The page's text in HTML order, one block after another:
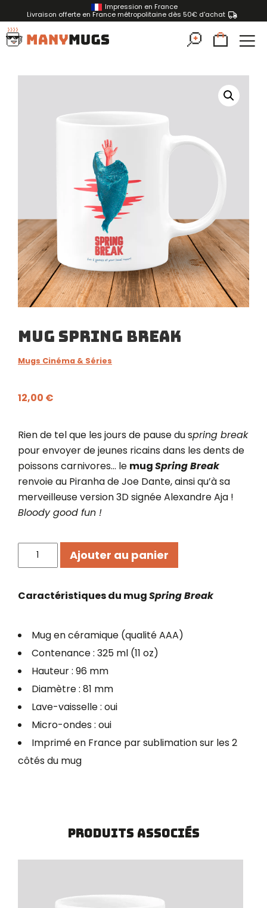
Impression en France
Livraison offerte en France métropolitaine dès 50€ d'achat
Mug Spring Break
Mugs Cinéma & Séries
12,00 €
Rien de tel que les jours de pause du spring break
pour envoyer de jeunes ricains dans les dents de
poissons carnivores… le mugSpring Break
renvoie au Piranha de Joe Dante, ainsi qu’à sa
merveilleuse version 3D signée Alexandre Aja !
Bloody good fun !
quantité
Break
Ajouter au panier
Caractéristiques du mugSpring Break
Mug en céramique (qualité AAA)
Contenance : 325 ml (11 oz)
Hauteur : 96 mm
Diamètre : 81 mm
Lave-vaisselle : oui
Micro-ondes : oui
Imprimé en France par sublimation sur les 2
côtés du mug
Produits associés